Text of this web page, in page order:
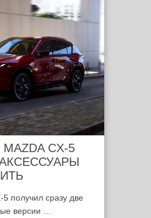
CX-5
получил сразу две
версии …